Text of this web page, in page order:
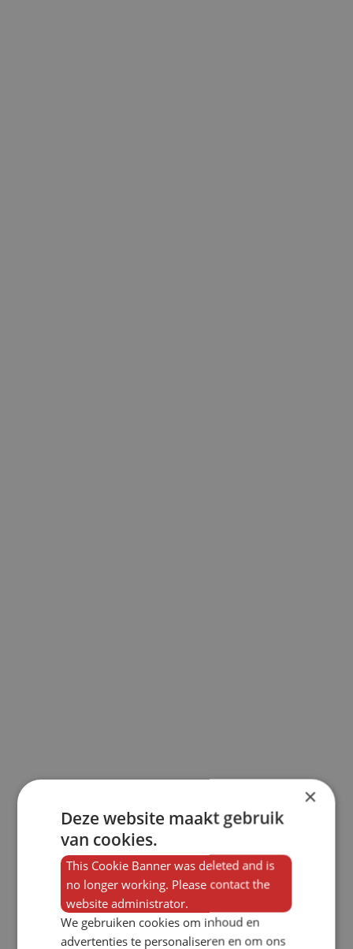
×
Deze website maakt gebruik
van cookies.
This Cookie Banner was deleted and is
no longer working. Please contact the
website administrator.
We gebruiken cookies om inhoud en
advertenties te personaliseren en om ons